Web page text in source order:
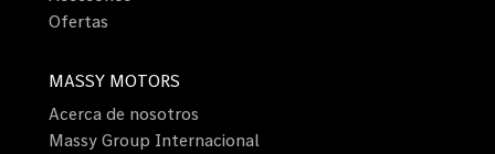
Ofertas
MASSY MOTORS
Acerca de nosotros
Massy Group Internacional